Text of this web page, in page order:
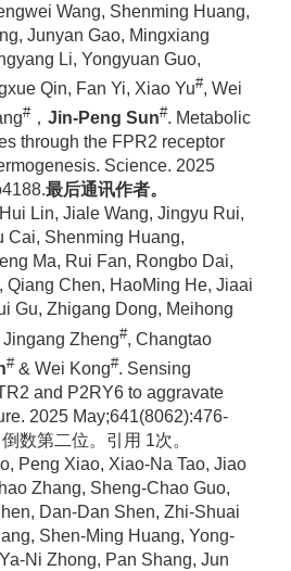
Wang, Shenming Huang,
Junyan Gao, Mingxiang
Li, Yongyuan Guo,
Qin, Fan Yi, Xiao Yu#, Wei
#， Jin-Peng Sun#. Metabolic
through the FPR2 receptor
Science. 2025
最后通讯作者。
Lin, Jiale Wang, Jingyu Rui,
Cai, Shenming Huang,
Ma, Rui Fan, Rongbo Dai,
Qiang Chen, HaoMing He, Jiaai
Gu, Zhigang Dong, Meihong
Zheng#, Changtao
#& Wei Kong#. Sensing
and P2RY6 to aggravate
2025 May;641(8062):476-
倒数第二位。引用 1次。
Peng Xiao, Xiao-Na Tao, Jiao
Zhang, Sheng-Chao Guo,
Dan-Dan Shen, Zhi-Shuai
Shen-Ming Huang, Yong-
Ni Zhong, Pan Shang, Jun